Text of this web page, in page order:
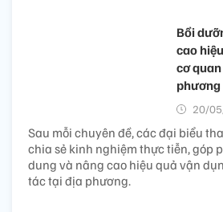
Bồi
cao
cơ
phương
20/
Sau mỗi chuyên đề, các đại biểu
chia sẻ kinh nghiệm thực tiễn, góp
dung và nâng cao hiệu quả vận
tác tại địa phương.